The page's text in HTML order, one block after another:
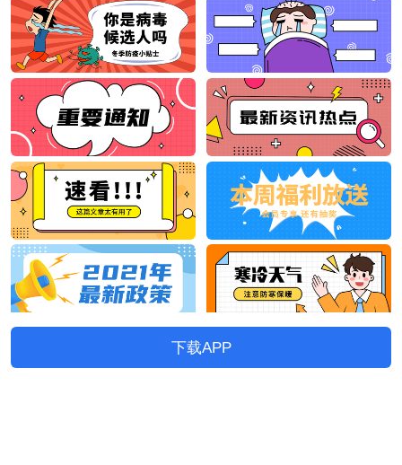
下载APP